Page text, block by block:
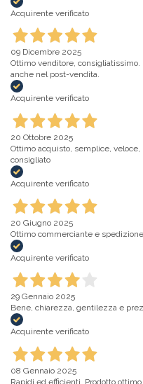
Acquirente verificato
09 Dicembre 2025
Ottimo venditore,
anche nel post-vendita.
Acquirente verificato
20 Ottobre 2025
Ottimo acquisto, semplice,
consigliato
Acquirente verificato
20 Giugno 2025
Ottimo commerciante e
Acquirente verificato
29 Gennaio 2025
Bene, chiarezza, gentilezza e
Acquirente verificato
08 Gennaio 2025
Rapidi ed efficienti. Prodotto